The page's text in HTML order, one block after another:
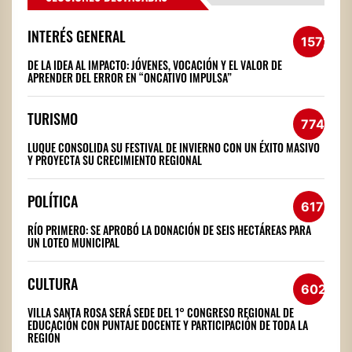
INTERÉS GENERAL 1572
DE LA IDEA AL IMPACTO: JÓVENES, VOCACIÓN Y EL VALOR DE
APRENDER DEL ERROR EN “ONCATIVO IMPULSA”
TURISMO 774
LUQUE CONSOLIDA SU FESTIVAL DE INVIERNO CON UN ÉXITO MASIVO
Y PROYECTA SU CRECIMIENTO REGIONAL
POLÍTICA 617
RÍO PRIMERO: SE APROBÓ LA DONACIÓN DE SEIS HECTÁREAS PARA
UN LOTEO MUNICIPAL
CULTURA 602
VILLA SANTA ROSA SERÁ SEDE DEL 1° CONGRESO REGIONAL DE
EDUCACIÓN CON PUNTAJE DOCENTE Y PARTICIPACIÓN DE TODA LA
REGIÓN